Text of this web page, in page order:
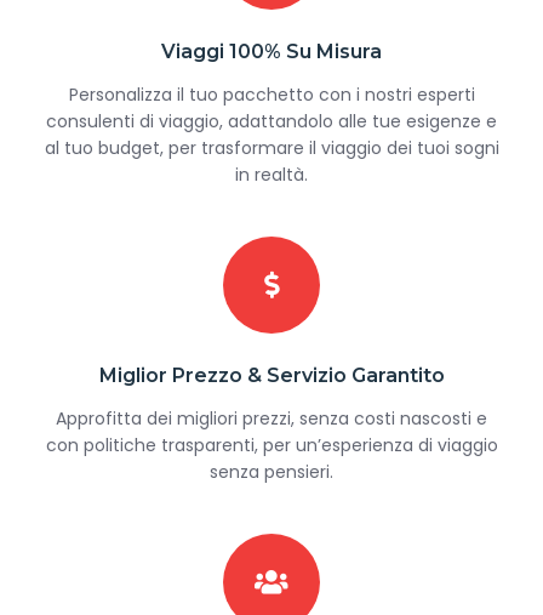
Viaggi 100% Su Misura
Personalizza il tuo pacchetto con i nostri esperti
consulenti di viaggio, adattandolo alle tue esigenze e
al tuo budget, per trasformare il viaggio dei tuoi sogni
in realtà.
Miglior Prezzo & Servizio Garantito
Approfitta dei migliori prezzi, senza costi nascosti e
con politiche trasparenti, per un’esperienza di viaggio
senza pensieri.